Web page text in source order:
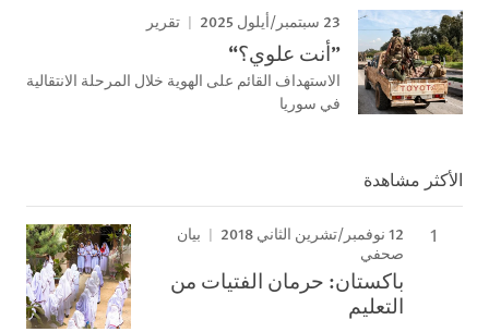
23 سبتمبر/أيلول 2025 تقرير
”أنت علوي؟“
الاستهداف القائم على الهوية خلال المرحلة الانتقالية
في سوريا
الأكثر مشاهدة
12 نوفمبر/تشرين الثاني 2018
بيان
صحفي
باكستان: حرمان الفتيات من
التعليم